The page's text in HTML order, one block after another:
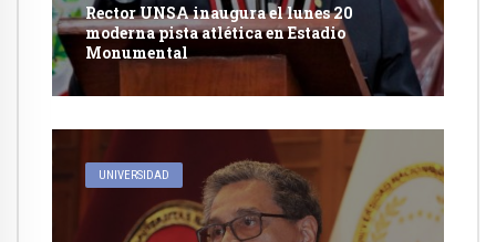
Rector UNSA inaugura el lunes 20
moderna pista atlética en Estadio
Monumental
UNIVERSIDAD